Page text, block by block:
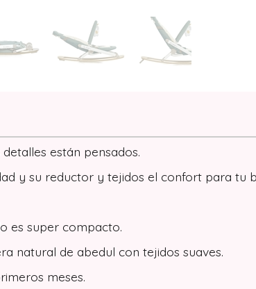
están pensados.
y su reductor y tejidos el confort para tu
es super compacto.
natural de abedul con tejidos suaves.
meses.